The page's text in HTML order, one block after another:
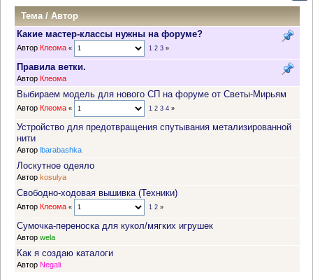
Тема /Автор
Какие мастер-классы нужны на форуме?
Автор Клеома « 1 2 3»
Правила ветки.
Автор Клеома
Выбираем модель для нового СП на форуме от Светы-Мирьям
Автор Клеома « 1 2 3 4»
Устройство для предотвращения спутывания метализированной
нити
Автор lbarabashka
Лоскутное одеяло
Автор kosulya
Свободно-ходовая вышивка (Техники)
Автор Клеома « 1 2»
Сумочка-переноска для кукол/мягких игрушек
Автор wela
Как я создаю каталоги
Автор Negali